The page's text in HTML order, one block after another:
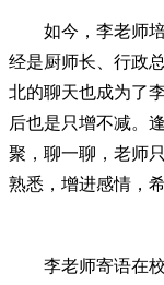
如今，李老师
经是厨师长、行政
北的聊天也成为了
后也是只增不减。
聚，聊一聊，老师
熟悉，增进感情，
李老师寄语在